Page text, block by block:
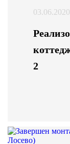
03.06.2020
2